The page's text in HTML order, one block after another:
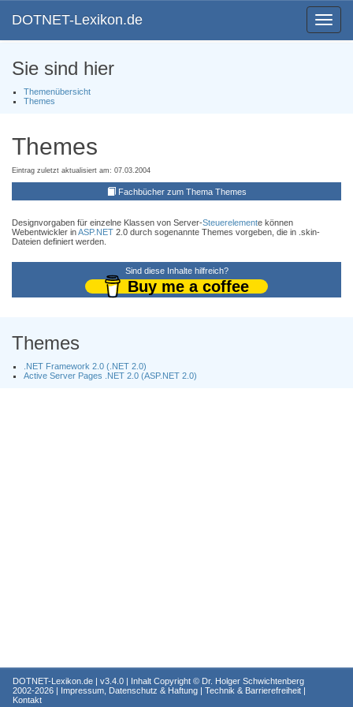
Toggle
DOTNET-Lexikon.de
Sie sind hier
Themenübersicht
Themes
Themes
Eintrag zuletzt aktualisiert am: 07.03.2004
Fachbücher zum Thema Themes
Designvorgaben für einzelne Klassen von Server-Steuerelemente können
Webentwickler inASP.NET 2.0 durch sogenannte Themes vorgeben, die in .skin-
Dateien definiert werden.
Sind diese Inhalte hilfreich?
Buy me a coffee
Themes
.NET Framework 2.0 (.NET 2.0)
Active Server Pages .NET 2.0 (ASP.NET 2.0)
DOTNET-Lexikon.de | v3.4.0 | Inhalt Copyright © Dr. Holger Schwichtenberg
2002-2026 | Impressum, Datenschutz & Haftung | Technik & Barrierefreiheit |
Kontakt